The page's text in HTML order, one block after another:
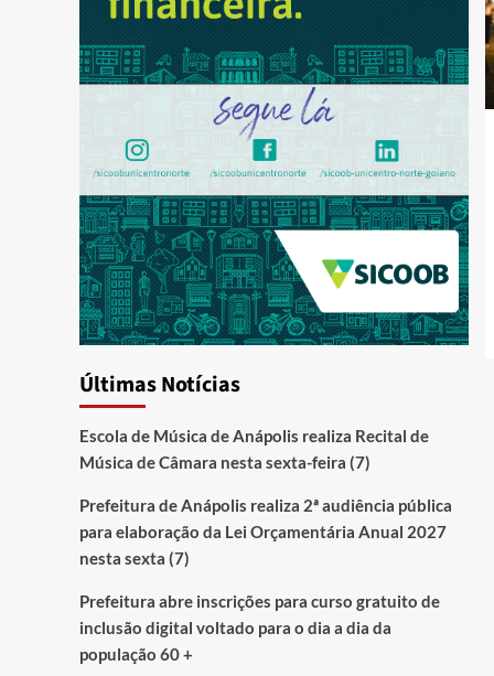
Últimas Notícias
Escola de Música de Anápolis realiza Recital de
Música de Câmara nesta sexta-feira (7)
Prefeitura de Anápolis realiza 2ª audiência pública
para elaboração da Lei Orçamentária Anual 2027
nesta sexta (7)
Prefeitura abre inscrições para curso gratuito de
inclusão digital voltado para o dia a dia da
população 60 +